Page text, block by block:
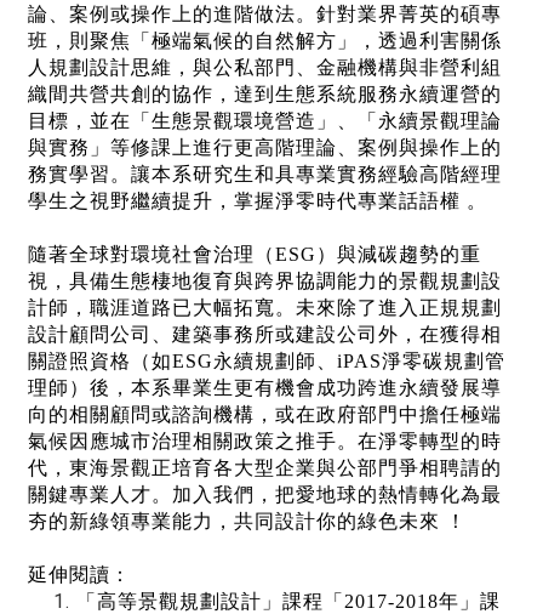
論、案例或操作上的進階做法。針對業界菁英的碩專
班，則聚焦「極端氣候的自然解方」，透過利害關係
人規劃設計思維，與公私部門、金融機構與非營利組
織間共營共創的協作，達到生態系統服務永續運營的
目標，並在「生態景觀環境營造」、「永續景觀理論
與實務」等修課上進行更高階理論、案例與操作上的
務實學習。讓本系研究生和具專業實務經驗高階經理
學生之視野繼續提升，掌握淨零時代專業話語權 。
隨著全球對環境社會治理（ESG）與減碳趨勢的重
視，具備生態棲地復育與跨界協調能力的景觀規劃設
計師，職涯道路已大幅拓寬。未來除了進入正規規劃
設計顧問公司、建築事務所或建設公司外，在獲得相
關證照資格（如ESG永續規劃師、iPAS淨零碳規劃管
理師）後，本系畢業生更有機會成功跨進永續發展導
向的相關顧問或諮詢機構，或在政府部門中擔任極端
氣候因應城市治理相關政策之推手。在淨零轉型的時
代，東海景觀正培育各大型企業與公部門爭相聘請的
關鍵專業人才。加入我們，把愛地球的熱情轉化為最
夯的新綠領專業能力，共同設計你的綠色未來 ！
延伸閱讀：
「高等景觀規劃設計」課程「2017-2018年」課